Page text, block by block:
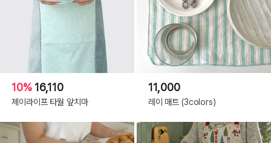
10% 16,110
제이라이프 타월 앞치마
11,000
레이 매트 (3colors)